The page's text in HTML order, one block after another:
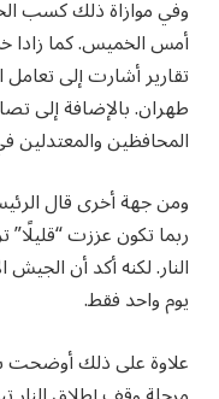
وفي موازاة ذلك كسب
أمس الخميس. كما زادا
تقارير أشارت إلى
طهران. بالإضافة إلى
المحافظين والمعتدلين
ومن جهة أخرى قال
ربما تكون عززت
النار. لكنه أكد أن
يوم واحد فقط.
علاوة على ذلك أوضحت